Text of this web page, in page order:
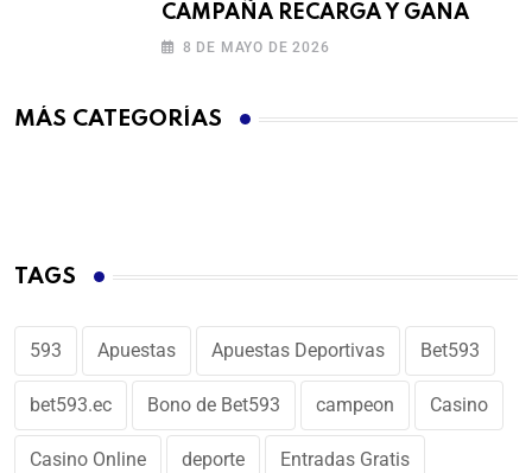
CAMPAÑA RECARGA Y GANA
8 DE MAYO DE 2026
MÁS CATEGORÍAS
TAGS
593 Apuestas Apuestas Deportivas Bet593
bet593.ec Bono de Bet593 campeon Casino
Casino Online deporte Entradas Gratis